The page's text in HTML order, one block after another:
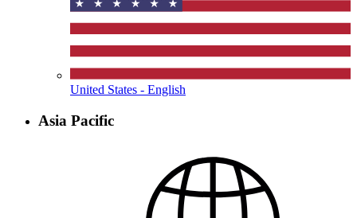
United States - English
Asia Pacific